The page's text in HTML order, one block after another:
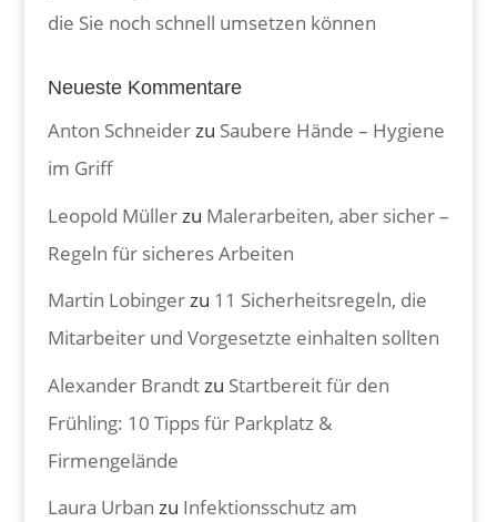
die Sie noch schnell umsetzen können
Neueste Kommentare
Anton Schneiderzu Saubere Hände – Hygiene
im Griff
Leopold Müllerzu Malerarbeiten, aber sicher –
Regeln für sicheres Arbeiten
Martin Lobingerzu 11 Sicherheitsregeln, die
Mitarbeiter und Vorgesetzte einhalten sollten
Alexander Brandtzu Startbereit für den
Frühling: 10 Tipps für Parkplatz &
Firmengelände
Laura Urban zu Infektionsschutz am